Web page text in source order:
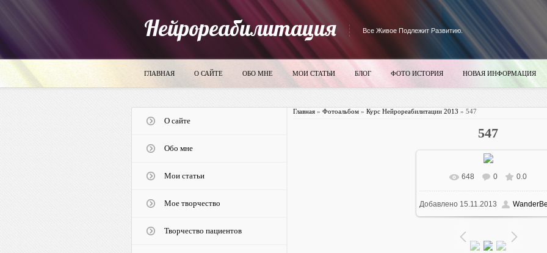
Нейрореабилитация Все Живое Подлежит Развитию.
ГЛАВНАЯ О САЙТЕ ОБО МНЕ МОИ СТАТЬИ БЛОГ ФОТО ИСТОРИЯ НОВАЯ ИНФОРМАЦИЯ
О сайте
Обо мне
Мои статьи
Мое творчество
Творчество пациентов
Главная» Фотоальбом» Курс Нейрореабилитации 2013 » 547
547
В реальном размере 700x525
84.6Kb
648 0 0.0
Добавлено 15.11.2013